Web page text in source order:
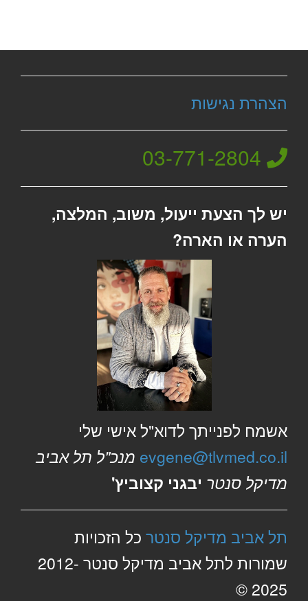
הצהרת נגישות
03-771-2804
יש לך הצעת ייעול, משוב, המלצה,
הערה או הארה?
אשמח לפנייתך לדוא"ל אישי שלי
evgene@tlvmed.co.il מנכ"ל תל אביב
מדיקל סנטר יבגני קצוביץ'
תל אביב מדיקל סנטר כל הזכויות
שמורות לתל אביב מדיקל סנטר 2012-
2025 ©